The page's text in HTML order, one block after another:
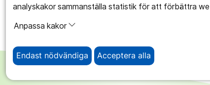
analyskakor sammanställa statistik för att förbättra
Anpassa kakor
Endast nödvändiga Acceptera alla